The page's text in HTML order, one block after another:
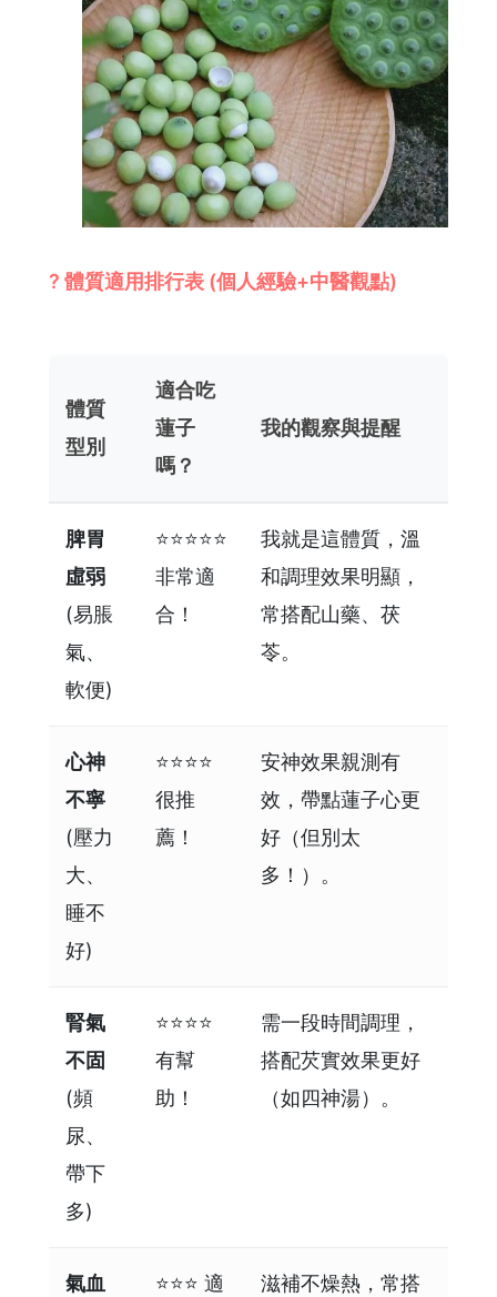
? 體質適用排行表 (個人經驗+中醫觀點)
體質
型別
適合吃
蓮子
嗎？
我的觀察與提醒
脾胃
虛弱
(易脹
氣、
軟便)
⭐⭐⭐⭐⭐
非常適
合！
我就是這體質，溫
和調理效果明顯，
常搭配山藥、茯
苓。
心神
不寧
(壓力
大、
睡不
好)
⭐⭐⭐⭐
很推
薦！
安神效果親測有
效，帶點蓮子心更
好（但別太
多！）。
腎氣
不固
(頻
尿、
帶下
多)
⭐⭐⭐⭐
有幫
助！
需一段時間調理，
搭配芡實效果更好
（如四神湯）。
氣血
⭐⭐⭐ 適
滋補不燥熱，常搭